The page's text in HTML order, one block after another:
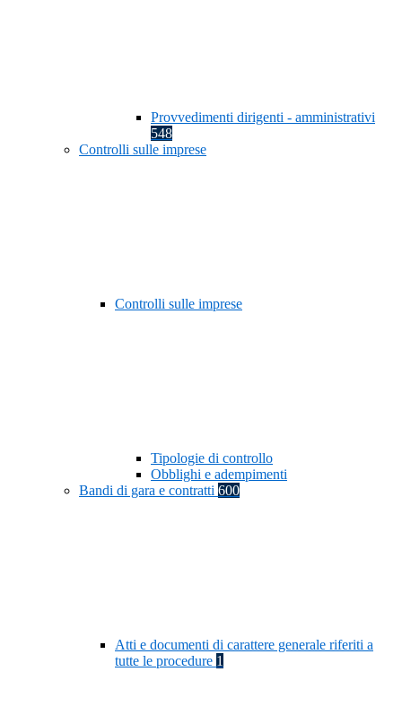
Provvedimenti dirigenti - amministrativi
548
Controlli sulle imprese
Controlli sulle imprese
Tipologie di controllo
Obblighi e adempimenti
Bandi di gara e contratti 600
Atti e documenti di carattere generale riferiti a
tutte le procedure 1